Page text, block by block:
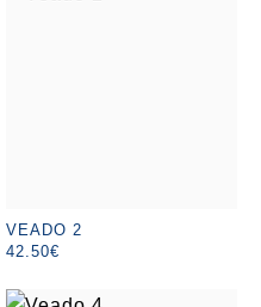
VEADO 2
42.50€